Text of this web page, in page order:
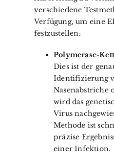
verschiedene
Verfügung, um eine
festzustellen:
Polymerase-
Dies ist der
Identifizierung
Nasenabstriche
wird das
Virus
Methode ist
präzise
einer Infektion.